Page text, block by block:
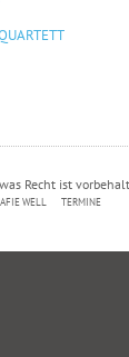
Recht ist
WELL TERMINE